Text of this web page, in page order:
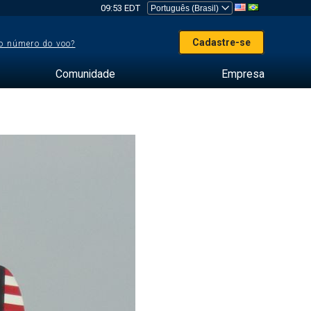
09:53 EDT
número do voo? Cadastre-se
Comunidade Empresa